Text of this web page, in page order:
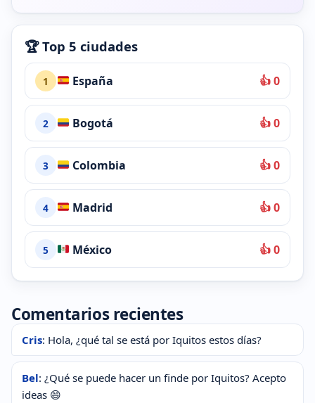
🏆 Top 5 ciudades
1 España 👍 0
2 Bogotá 👍 0
3 Colombia 👍 0
4 Madrid 👍 0
5 México 👍 0
Comentarios recientes
Cris: Hola, ¿qué tal se está por Iquitos estos días?
Bel: ¿Qué se puede hacer un finde por Iquitos? Acepto
ideas 😄